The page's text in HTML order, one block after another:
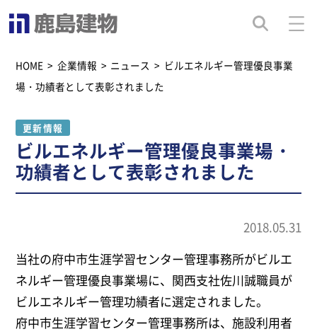
HOME > 企業情報 > ニュース > ビルエネルギー管理優良事業
場・功績者として表彰されました
更新情報
ビルエネルギー管理優良事業場・
功績者として表彰されました
2018.05.31
当社の府中市生涯学習センター管理事務所がビルエ
ネルギー管理優良事業場に、関西支社佐川誠職員が
ビルエネルギー管理功績者に選定されました。
府中市生涯学習センター管理事務所は、施設利用者